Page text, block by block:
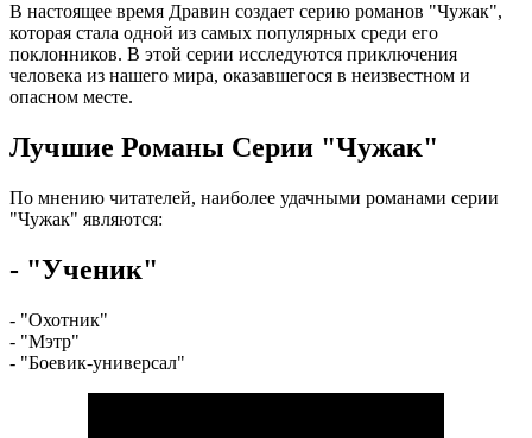
В настоящее время Дравин создает серию романов "Чужак",
которая стала одной из самых популярных среди его
поклонников. В этой серии исследуются приключения
человека из нашего мира, оказавшегося в неизвестном и
опасном месте.
Лучшие Романы Серии "Чужак"
По мнению читателей, наиболее удачными романами серии
"Чужак" являются:
- "Ученик"
- "Охотник"
- "Мэтр"
- "Боевик-универсал"